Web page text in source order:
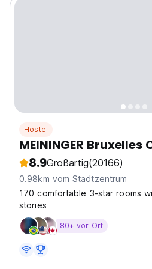
Hostel
MEININGER
8.9Großartig(20166)
0.98km vom Stadtzentrum
170 comfortable 3-star rooms
stories
80+ vor Ort